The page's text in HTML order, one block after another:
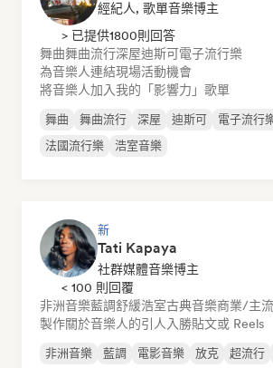
經紀人, 歌單音樂博主
> 已提供1800則回答
舞曲舞曲流行深屋迪斯可電子流行樂
為音樂人連結現場活動機會
將音樂人加入我的「影響力」歌單
舞曲 舞曲流行 深屋 迪斯可 電子流行
法國流行樂
浩室音樂
新
Tati Kapaya
社群媒體音樂博主
< 100 則回覆
非洲音樂藍調舒緩浩室古典音樂商業/主流
製作關於音樂人的引人入勝貼文或 Reels
非洲音樂 藍調 電影音樂 放克 超流行